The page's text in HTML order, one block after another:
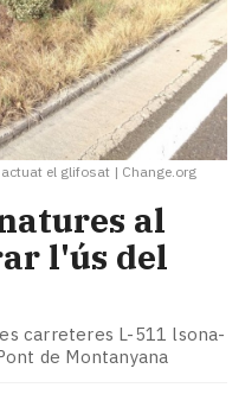
el glifosat | Change.org
al
l'ús del
carreteres L-511 lsona-
de Montanyana